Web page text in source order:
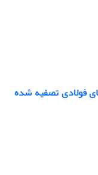
فولادی تصفیه شده